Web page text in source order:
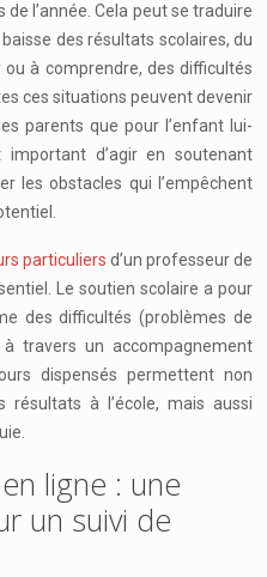
l’année. Cela peut se traduire
des résultats scolaires, du
à comprendre, des difficultés
ces situations peuvent devenir
parents que pour l’enfant lui-
d’agir en soutenant
les obstacles qui l’empêchent
particuliers d’un professeur de
Le soutien scolaire a pour
des difficultés (problèmes de
travers un accompagnement
dispensés permettent non
résultats à l’école, mais aussi
ligne : une
un suivi de